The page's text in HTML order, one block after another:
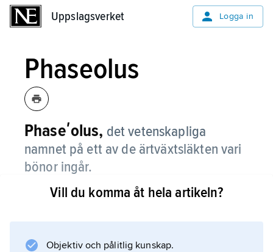
Uppslagsverket Logga in
Phaseolus
Phaseʹolus, det vetenskapliga
namnet på ett av de ärtväxtsläkten vari
bönor ingår.
Information om artikeln
Vill du komma åt hela artikeln?
Objektiv och pålitlig kunskap.